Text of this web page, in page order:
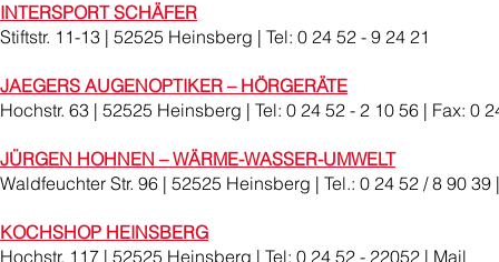
INTERSPORT SCHÄFER
Stiftstr. 11-13 | 52525 Heinsberg | Tel: 0 24 52 - 9 24 21
JAEGERS AUGENOPTIKER – HÖRGERÄTE
Hochstr. 63 | 52525 Heinsberg | Tel: 0 24 52 - 2 10 56 | Fax: 0
JÜRGEN HOHNEN – WÄRME-WASSER-UMWELT
Waldfeuchter Str. 96 | 52525 Heinsberg | Tel.: 0 24 52 / 8 90
KOCHSHOP HEINSBERG
Hochstr. 117 | 52525 Heinsberg | Tel: 0 24 52 - 22052 | Mail